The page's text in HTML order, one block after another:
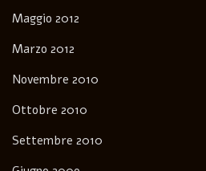
Maggio 2012
Marzo 2012
Novembre 2010
Ottobre 2010
Settembre 2010